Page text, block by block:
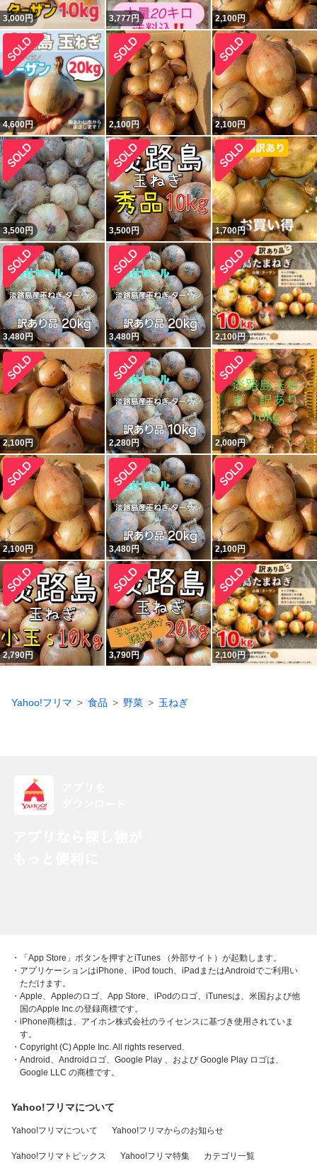
3,000円 3,777円 2,100円
4,600円 2,100円 2,100円
3,500円 3,500円 1,700円
3,480円 3,480円 2,100円
2,100円 2,280円 2,000円
2,100円 3,480円 2,100円
2,790円 3,790円 2,100円
Yahoo!フリマ 食品 野菜 玉ねぎ
・「App Store」ボタンを押すとiTunes （外部サイト）が起動します。
・アプリケーションはiPhone、iPod touch、iPadまたはAndroidでご利用い
ただけます。
・Apple、Appleのロゴ、App Store、iPodのロゴ、iTunesは、米国および他
国のApple Inc.の登録商標です。
・iPhone商標は、アイホン株式会社のライセンスに基づき使用されていま
す。
・Copyright (C) Apple Inc. All rights reserved.
・Android、Androidロゴ、Google Play 、および Google Play ロゴは、
Google LLC の商標です。
Yahoo!フリマについて
Yahoo!フリマについて Yahoo!フリマからのお知らせ
Yahoo!フリマトピックス Yahoo!フリマ特集 カテゴリ一覧